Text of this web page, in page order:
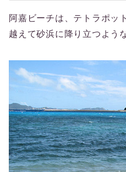
阿嘉ビーチは、テトラポッ
越えて砂浜に降り立つよう